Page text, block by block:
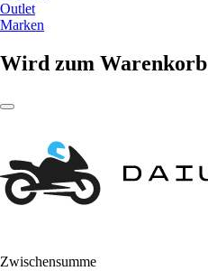
Outlet
Marken
Wird zum
Zwischensumme